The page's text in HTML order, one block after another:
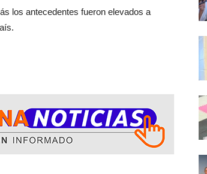
los antecedentes fueron elevados a